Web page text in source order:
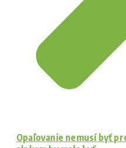
Opaľovanie nemusí byť